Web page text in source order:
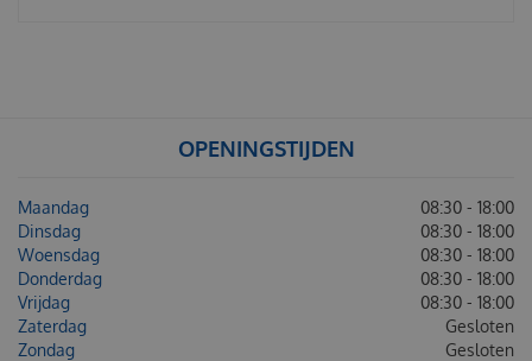
OPENINGSTIJDEN
Maandag
08:30 - 18:00
Dinsdag
08:30 - 18:00
Woensdag
08:30 - 18:00
Donderdag
08:30 - 18:00
Vrijdag
08:30 - 18:00
Zaterdag
Gesloten
Zondag
Gesloten